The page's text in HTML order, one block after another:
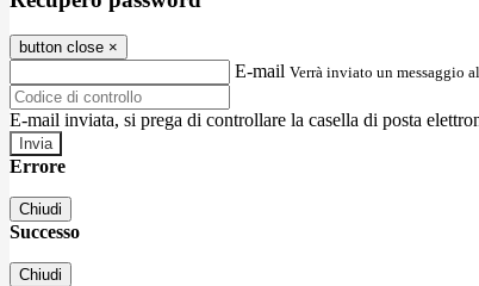
button close ×
E-mail Verrà inviato un messaggio
E-mail inviata, si prega di controllare la casella di posta
Errore
Chiudi
Successo
Chiudi